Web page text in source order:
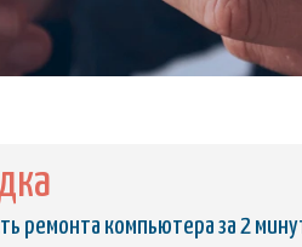
ремонта компьютера за 2